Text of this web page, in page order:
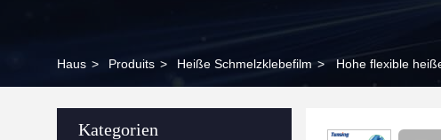
Haus > Produits > Heiße Schmelzklebefilm > Hohe flexible
Kategorien